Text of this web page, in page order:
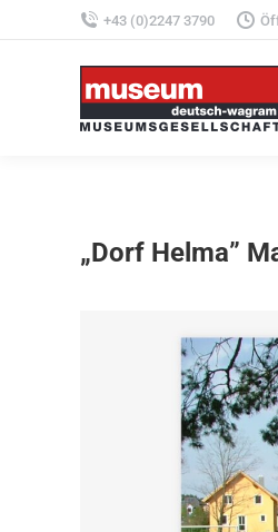
+43 (0)2247 3790
„Dorf Helma”